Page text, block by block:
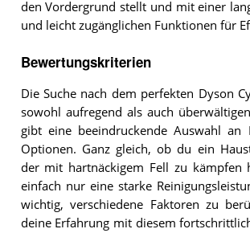
den Vordergrund stellt und mit einer
und leicht zugänglichen Funktionen für
Bewertungskriterien
Die Suche nach dem perfekten Dyson
sowohl aufregend als auch
gibt eine beeindruckende Auswahl an
Optionen. Ganz gleich, ob du ein
der mit hartnäckigem Fell zu kämpfen
einfach nur eine starke
wichtig, verschiedene Faktoren zu
deine Erfahrung mit diesem